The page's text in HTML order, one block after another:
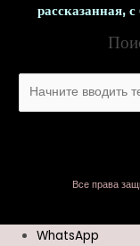
рассказанная,
Все права
WhatsApp